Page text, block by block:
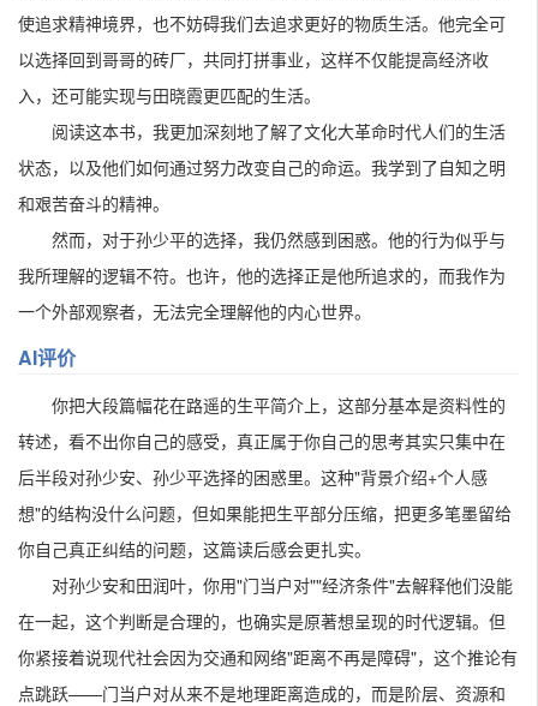
使追求精神境界，也不妨碍我们去追求更好的物质生活。他完全可
以选择回到哥哥的砖厂，共同打拼事业，这样不仅能提高经济收
入，还可能实现与田晓霞更匹配的生活。
阅读这本书，我更加深刻地了解了文化大革命时代人们的生活
状态，以及他们如何通过努力改变自己的命运。我学到了自知之明
和艰苦奋斗的精神。
然而，对于孙少平的选择，我仍然感到困惑。他的行为似乎与
我所理解的逻辑不符。也许，他的选择正是他所追求的，而我作为
一个外部观察者，无法完全理解他的内心世界。
AI评价
你把大段篇幅花在路遥的生平简介上，这部分基本是资料性的
转述，看不出你自己的感受，真正属于你自己的思考其实只集中在
后半段对孙少安、孙少平选择的困惑里。这种"背景介绍+个人感
想"的结构没什么问题，但如果能把生平部分压缩，把更多笔墨留给
你自己真正纠结的问题，这篇读后感会更扎实。
对孙少安和田润叶，你用"门当户对""经济条件"去解释他们没能
在一起，这个判断是合理的，也确实是原著想呈现的时代逻辑。但
你紧接着说现代社会因为交通和网络"距离不再是障碍"，这个推论有
点跳跃——门当户对从来不是地理距离造成的，而是阶层、资源和